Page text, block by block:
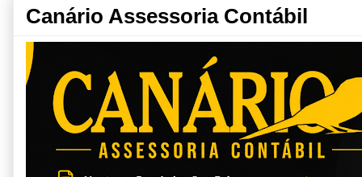
Canário Assessoria Contábil